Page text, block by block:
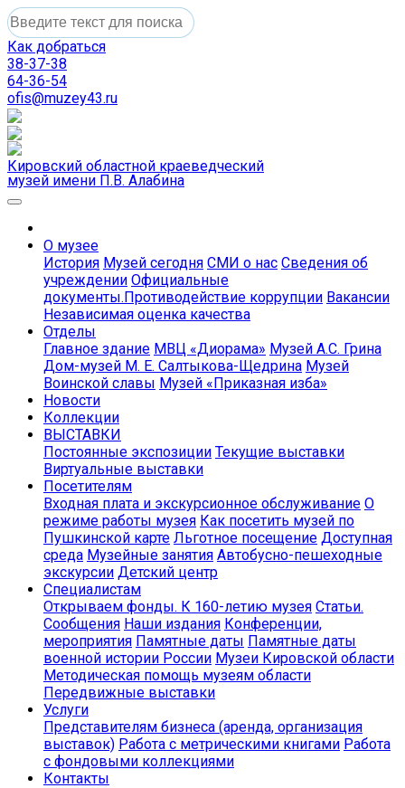
Как добраться
38-37-38
64-36-54
ofis@muzey43.ru
Кировский областной краеведческий
музей имени П.В. Алабина
О музее
История Музей сегодня СМИ о нас Сведения об
учреждении Официальные
документы.Противодействие коррупции Вакансии
Независимая оценка качества
Отделы
Главное здание МВЦ «Диорама» Музей А.С. Грина
Дом-музей М. Е. Салтыкова-Щедрина Музей
Воинской славы Музей «Приказная изба»
Новости
Коллекции
ВЫСТАВКИ
Постоянные экспозиции Текущие выставки
Виртуальные выставки
Посетителям
Входная плата и экскурсионное обслуживание О
режиме работы музея Как посетить музей по
Пушкинской карте Льготное посещение Доступная
среда Музейные занятия Автобусно-пешеходные
экскурсии Детский центр
Специалистам
Открываем фонды. К 160-летию музея Статьи.
Сообщения Наши издания Конференции,
мероприятия Памятные даты Памятные даты
военной истории России Музеи Кировской области
Методическая помощь музеям области
Передвижные выставки
Услуги
Представителям бизнеса (аренда, организация
выставок) Работа с метрическими книгами Работа
с фондовыми коллекциями
Контакты